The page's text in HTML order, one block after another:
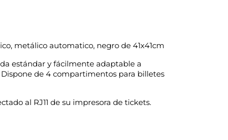
metálico automatico, negro de 41x41cm
estándar y fácilmente adaptable a
de 4 compartimentos para billetes
al RJ11 de su impresora de tickets.